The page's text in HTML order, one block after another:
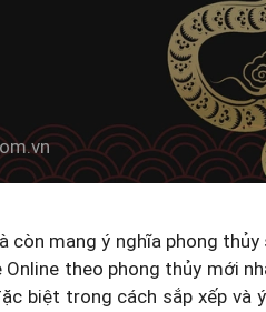
còn mang ý nghĩa phong
Online theo phong thủy mới
biệt trong cách sắp xếp và